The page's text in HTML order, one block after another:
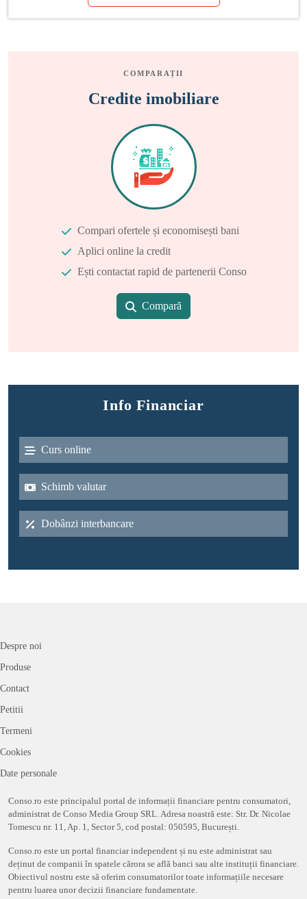
COMPARAȚII
Credite imobiliare
Compari ofertele și economisești bani
Aplici online la credit
Ești contactat rapid de partenerii Conso
Compară
Info Financiar
Curs online
Schimb valutar
Dobânzi interbancare
Despre noi
Produse
Contact
Petitii
Termeni
Cookies
Date personale
Conso.ro este principalul portal de informații financiare pentru consumatori,
administrat de Conso Media Group SRL. Adresa noastră este: Str. Dr. Nicolae
Tomescu nr. 11, Ap. 1, Sector 5, cod postal: 050595, București.
Conso.ro este un portal financiar independent și nu este administrat sau
deținut de companii în spatele cărora se află banci sau alte instituții financiare.
Obiectivul nostru este să oferim consumatorilor toate informațiile necesare
pentru luarea unor decizii financiare fundamentate.